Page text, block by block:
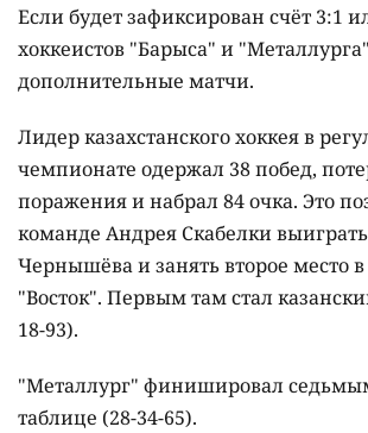
Если будет зафиксирован счёт 3:1
хоккеистов "Барыса" и
дополнительные матчи.
Лидер казахстанского хоккея в
чемпионате одержал 38 побед,
поражения и набрал 84 очка. Это
команде Андрея Скабелки
Чернышёва и занять второе место
"Восток". Первым там стал
18-93).
"Металлург" финишировал
таблице (28-34-65).